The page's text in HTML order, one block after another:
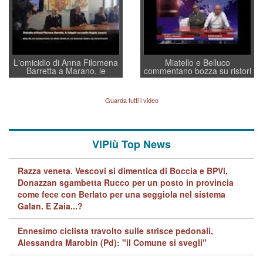
L'omicidio di Anna Filomena
Barretta a Marano, le
indagini dei carabinieri di
quelle di... Barbara D'Urso
Miatello e Belluco
commentano bozza su ristori
BPVi e Veneto Banca
Guarda tutti i video
ViPiù Top News
Razza veneta. Vescovi si dimentica di Boccia e BPVi,
Donazzan sgambetta Rucco per un posto in provincia
come fece con Berlato per una seggiola nel sistema
Galan. E Zaia...?
Ennesimo ciclista travolto sulle strisce pedonali,
Alessandra Marobin (Pd): "il Comune si svegli"